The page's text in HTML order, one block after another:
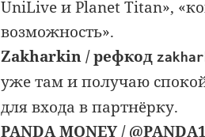
UniLive и Planet Titan»,
возможность».
Zakharkin / рефкод
уже там и получаю
для входа в партнёрку.
PANDA MONEY /